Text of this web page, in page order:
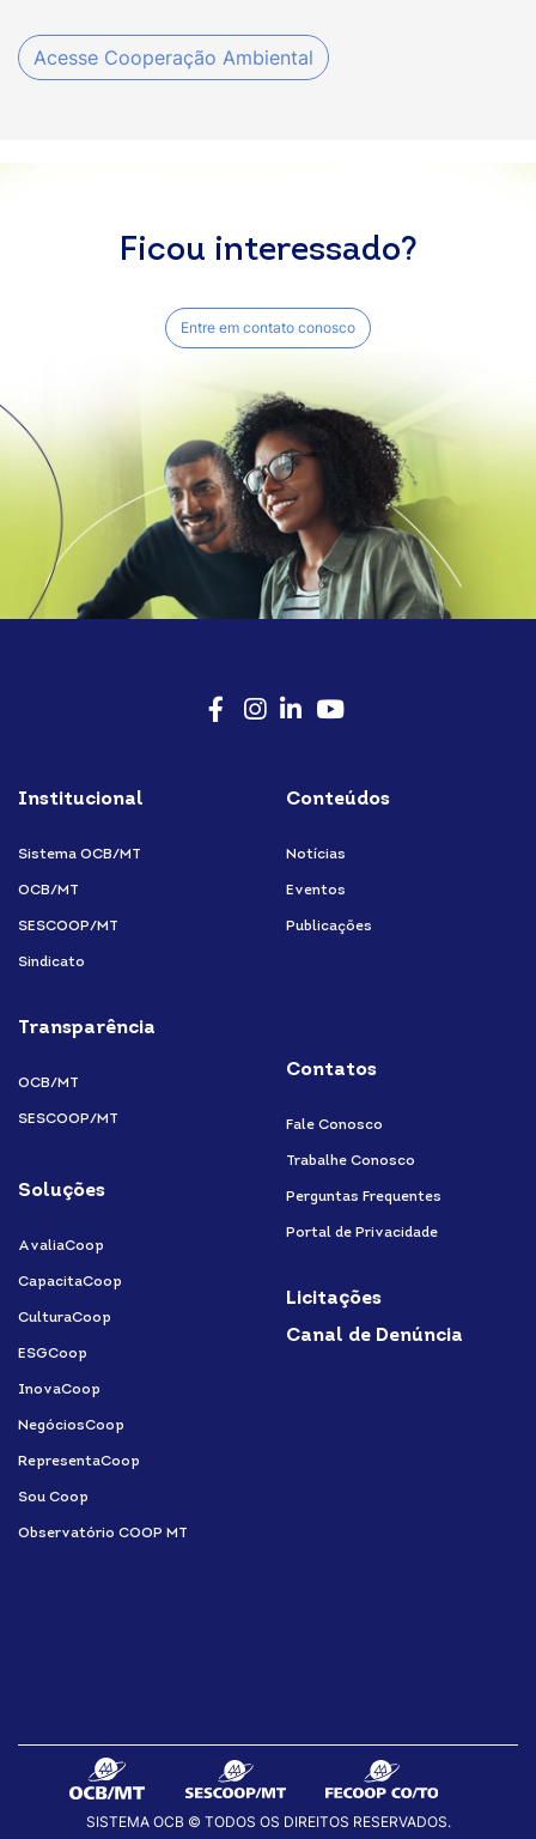
Acesse Cooperação Ambiental
Ficou interessado?
Entre em contato conosco
Institucional
Sistema OCB/MT
OCB/MT
SESCOOP/MT
Sindicato
Transparência
OCB/MT
SESCOOP/MT
Soluções
AvaliaCoop
CapacitaCoop
CulturaCoop
ESGCoop
InovaCoop
NegóciosCoop
RepresentaCoop
Sou Coop
Observatório COOP MT
Conteúdos
Notícias
Eventos
Publicações
Contatos
Fale Conosco
Trabalhe Conosco
Perguntas Frequentes
Portal de Privacidade
Licitações
Canal de Denúncia
SISTEMA OCB © TODOS OS DIREITOS RESERVADOS.